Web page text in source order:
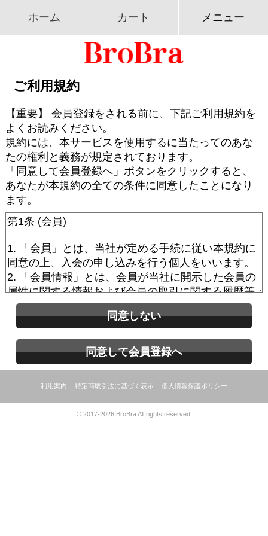
ホーム カート メニュー
ご利用規約
【重要】 会員登録をされる前に、下記ご利用規約を
よくお読みください。
規約には、本サービスを使用するに当たってのあな
たの権利と義務が規定されております。
「同意して会員登録へ」ボタンをクリックすると、
あなたが本規約の全ての条件に同意したことになり
ます。
同意しない
同意して会員登録へ
利用案内 特定商取引法に基づく表示 個人情報保護ポリシー
© 2017-2026 BroBra All rights reserved.